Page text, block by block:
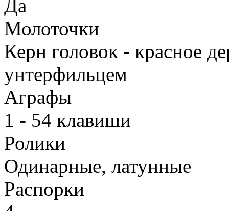
Да
Молоточки
Керн головок - красное
унтерфильцем
Аграфы
1 - 54 клавиши
Ролики
Одинарные, латунные
Распорки